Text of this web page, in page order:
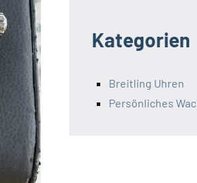
Kategorien
Breitling Uhren
Persönliches